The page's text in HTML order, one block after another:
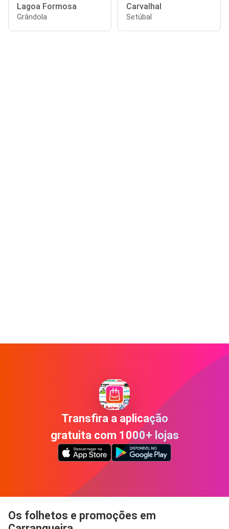
Lagoa Formosa
Grândola
Carvalhal
Setúbal
Transfira a aplicação
gratuita com 1000+ lojas
Os folhetos e promoções em